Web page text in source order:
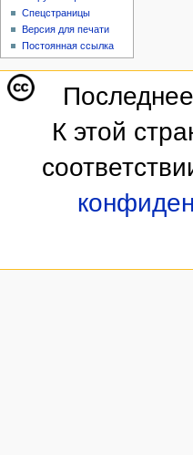
Спецстраницы
Версия для печати
Постоянная ссылка
К этой